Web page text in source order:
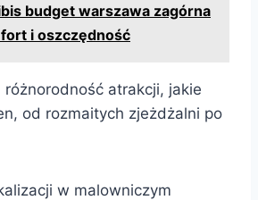
budget warszawa zagórna
i oszczędność
różnorodność atrakcji, jakie
od rozmaitych zjeżdżalni po
w malowniczym